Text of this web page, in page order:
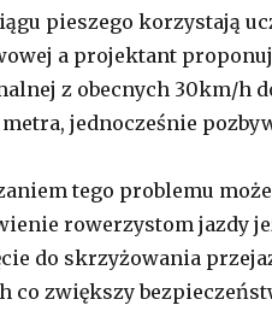
pieszego korzystają
a projektant
z obecnych 30km/h
jednocześnie
tego problemu
rowerzystom jazdy
do skrzyżowania
co zwiększy